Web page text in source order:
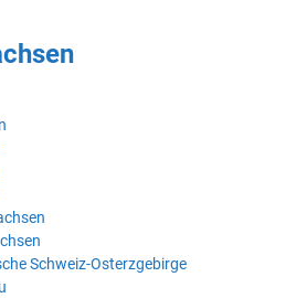
Schweiz-Osterzgebirge